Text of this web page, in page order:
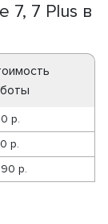
7, 7 Plus в
р.
р.
р.